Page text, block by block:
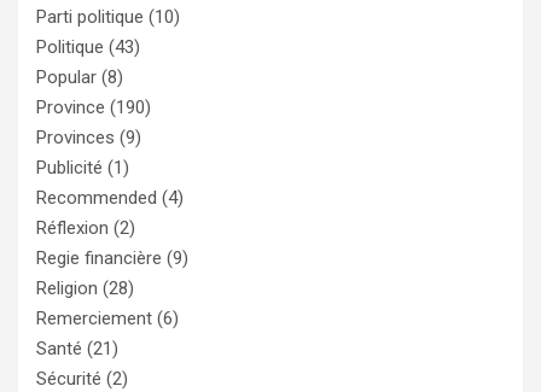
Parti politique (10)
Politique (43)
Popular (8)
Province (190)
Provinces (9)
Publicité (1)
Recommended (4)
Réflexion (2)
Regie financière (9)
Religion (28)
Remerciement (6)
Santé (21)
Sécurité (2)